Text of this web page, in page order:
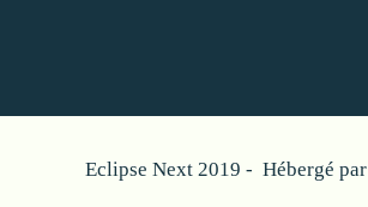
Eclipse Next 2019 - Hébergé par